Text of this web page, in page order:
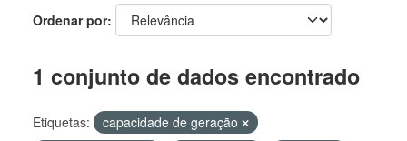
Ordenar por
1 conjunto de dados encontrado
Etiquetas:
capacidade de geração